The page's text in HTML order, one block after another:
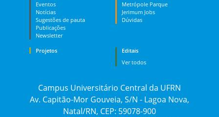
Eventos
Notícias
Sugestões de pauta
Publicações
Newsletter
Metrópole Parque
Jerimum Jobs
Dúvidas
Projetos
Editais
Ver todos
Campus Universitário Central da UFRN
Av. Capitão-Mor Gouveia, S/N - Lagoa Nova,
Natal/RN, CEP: 59078-900